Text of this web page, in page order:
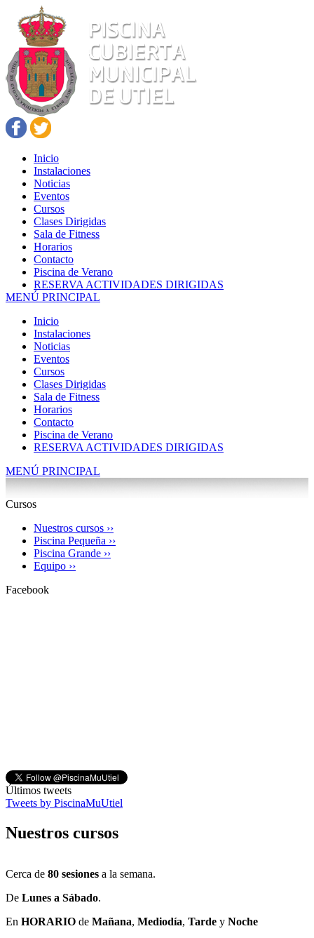
Inicio
Instalaciones
Noticias
Eventos
Cursos
Clases Dirigidas
Sala de Fitness
Horarios
Contacto
Piscina de Verano
RESERVA ACTIVIDADES DIRIGIDAS
MENÚ PRINCIPAL
Inicio
Instalaciones
Noticias
Eventos
Cursos
Clases Dirigidas
Sala de Fitness
Horarios
Contacto
Piscina de Verano
RESERVA ACTIVIDADES DIRIGIDAS
MENÚ PRINCIPAL
Cursos
Nuestros cursos ››
Piscina Pequeña ››
Piscina Grande ››
Equipo ››
Facebook
Últimos tweets
Tweets by PiscinaMuUtiel
Nuestros cursos
Cerca de 80 sesiones a la semana.
De Lunes a Sábado.
En HORARIO de Mañana, Mediodía, Tarde y Noche